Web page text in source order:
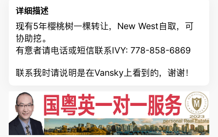
详细描述
现有5年樱桃树一棵转让，New West自取，可
协助挖。
有意者请电话或短信联系IVY: 778-858-6869
联系我时请说明是在Vansky上看到的，谢谢！